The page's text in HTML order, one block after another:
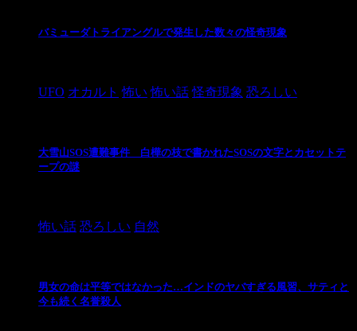
バミューダトライアングルで発生した数々の怪奇現象
UFO オカルト 怖い 怖い話 怪奇現象 恐ろしい
大雪山SOS遭難事件 白樺の枝で書かれたSOSの文字とカセットテ
ープの謎
怖い話 恐ろしい 自然
男女の命は平等ではなかった…インドのヤバすぎる風習、サティと
今も続く名誉殺人